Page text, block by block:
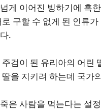
게 이어진 빙하기에 혹
구할 수 없게 된 인류
.
검이 된 유리아의 어린
을 지키려 하는데 국가
은 사람을 먹는다는 설